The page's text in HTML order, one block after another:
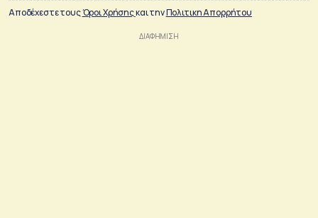
Αποδέχεστε τουςΌροι Χρήσηςκαι τηνΠολιτικη Απορρήτου